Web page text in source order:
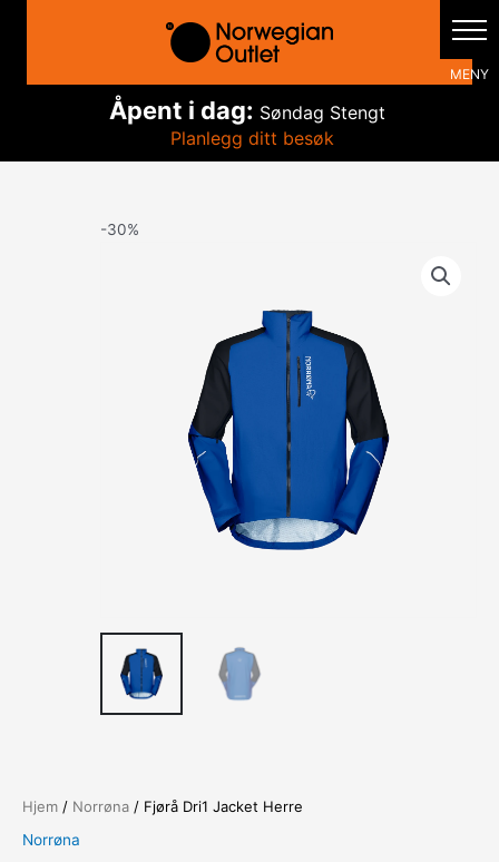
innholdet
Åpent i dag: Søndag Stengt
Planlegg ditt besøk
-30%
Hjem / Norrøna / Fjørå Dri1 Jacket Herre
Norrøna